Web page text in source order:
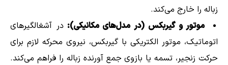
زباله را خارج می‌کند.
موتور و گیربکس (در مدل‌های مکانیکی):در آشغالگیرهای
اتوماتیک، موتور الکتریکی با گیربکس، نیروی محرکه لازم برای
حرکت زنجیر، تسمه یا بازوی جمع آورنده زباله را فراهم می‌کند.